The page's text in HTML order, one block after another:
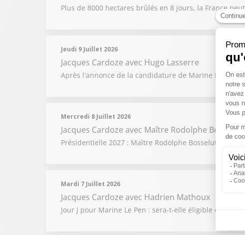
Plus de 8000 hectares brûlés en 8 jours, la France
Jeudi 9 Juillet 2026
Jacques Cardoze avec Hugo Lasserre
Après l'annonce de la candidature de Marine Le Pen,
Mercredi 8 Juillet 2026
Jacques Cardoze avec Maître Rodolphe
Présidentielle 2027 : Maître Rodolphe Bosselut,
Mardi 7 Juillet 2026
Jacques Cardoze avec Hadrien Mathoux
Jour J pour Marine Le Pen : sera-t-elle éligible en